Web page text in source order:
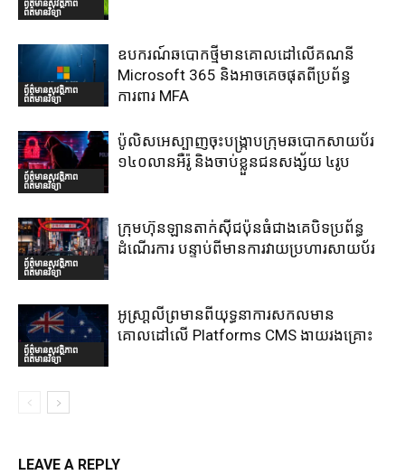
ព័ត៌មានសុវត្ថិភាព
ព័ត៌មានវិទ្យា
ព័ត៌មានសុវត្ថិភាព
ព័ត៌មានវិទ្យា
ឧបករណ៍ឆបោកថ្មីមានគោលដៅលើគណនី
Microsoft 365 និងអាចគេចផុតពីប្រព័ន្ធ
ការពារ MFA
ព័ត៌មានសុវត្ថិភាព
ព័ត៌មានវិទ្យា
ប៉ូលិសអេស្បាញចុះបង្រ្កាបក្រុមឆបោកសាយប័រ
១៤០លានអឺរ៉ូ និងចាប់ខ្លួនជនសង្ស័យ ៤រូប
ព័ត៌មានសុវត្ថិភាព
ព័ត៌មានវិទ្យា
ក្រុមហ៊ុនឡានតាក់ស៊ីជប៉ុនធំជាងគេបិទប្រព័ន្ធ
ដំណើរការ បន្ទាប់ពីមានការវាយប្រហារសាយប័រ
ព័ត៌មានសុវត្ថិភាព
ព័ត៌មានវិទ្យា
អូស្រា្តលីព្រមានពីយុទ្ធនាការសកលមាន
គោលដៅលើ Platforms CMS ងាយរងគ្រោះ
LEAVE A REPLY